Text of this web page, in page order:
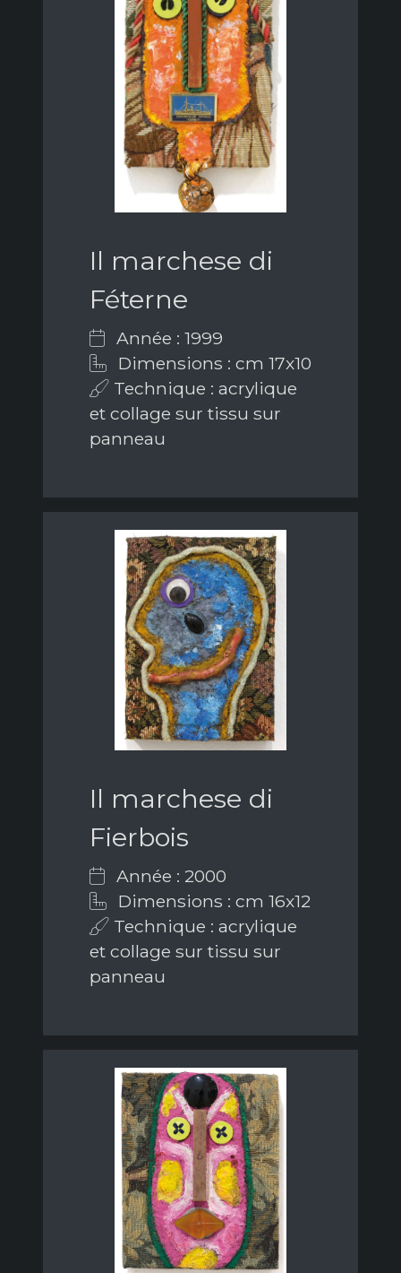
Il marchese di
Féterne
Année : 1999
Dimensions : cm 17x10
Technique : acrylique
et collage sur tissu sur
panneau
Il marchese di
Fierbois
Année : 2000
Dimensions : cm 16x12
Technique : acrylique
et collage sur tissu sur
panneau